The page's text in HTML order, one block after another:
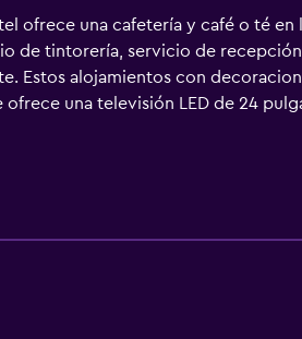
ofrece una cafetería y café o té en
de tintorería, servicio de
Estos alojamientos con
una televisión LED de 24
personal gratuitos y secador de
para las personas de